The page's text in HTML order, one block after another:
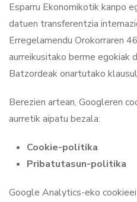
Esparru Ekonomikotik kanpo
datuen transferentzia
Erregelamendu Orokorraren
aurreikusitako berme egokiak
Batzordeak onartutako
Berezien artean, Googleren
aurretik aipatu bezala:
Cookie-politika
Pribatutasun-politika
Google Analytics-eko